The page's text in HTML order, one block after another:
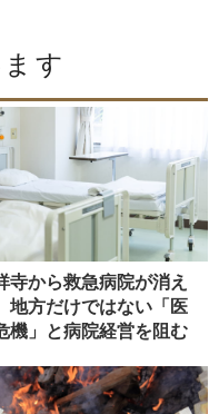
す
寺から救急病院が消え
方だけではない「医
機」と病院経営を阻む